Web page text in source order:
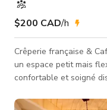
$200 CAD/h
Crêperie française &
un espace petit mais
confortable et soigné
tournages et séances